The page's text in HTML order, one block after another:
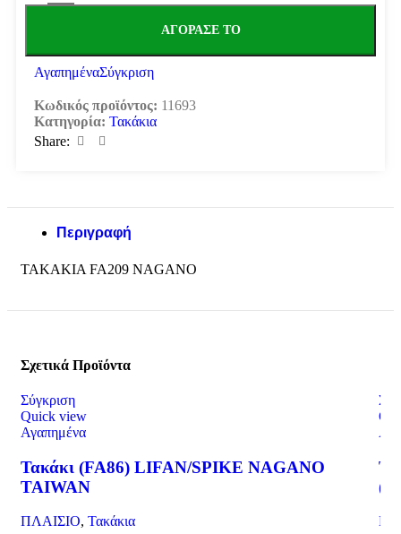
ΑΓΌΡΑΣΕ ΤΟ
ΑγαπημέναΣύγκριση
Κωδικός προϊόντος: 11693
Κατηγορία: Τακάκια
Share:
Περιγραφή
ΤΑΚΑΚΙΑ FA209 NAGANO
Σχετικά Προϊόντα
Σύγκριση
Quick view
Αγαπημένα
Τακάκι (FA86) LIFAN/SPIKE NAGANO
TAIWAN
ΠΛΑΙΣΙΟ, Τακάκια